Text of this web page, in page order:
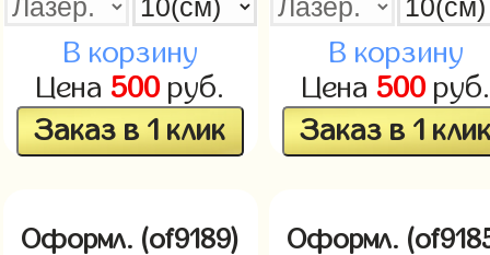
В корзину
Цена 500руб.
Заказ в 1 клик
В корзину
Цена 500руб.
Заказ в 1
Оформл. (of9189) Оформл.